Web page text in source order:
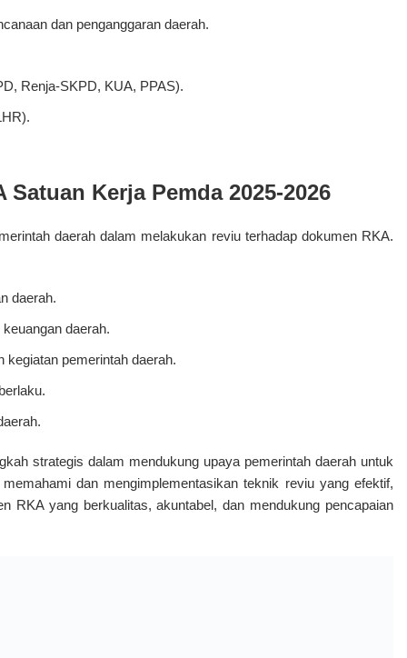
dan penganggaran daerah.
Renja-SKPD, KUA, PPAS).
Kerja Pemda 2025-2026
daerah dalam melakukan reviu terhadap dokumen RKA.
daerah.
daerah.
kegiatan pemerintah daerah.
strategis dalam mendukung upaya pemerintah daerah untuk
dan mengimplementasikan teknik reviu yang efektif,
RKA yang berkualitas, akuntabel, dan mendukung pencapaian